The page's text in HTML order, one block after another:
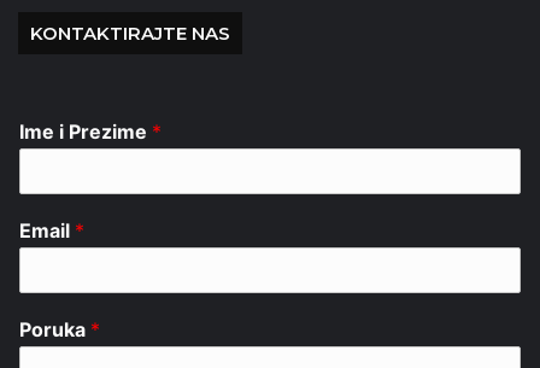
KONTAKTIRAJTE NAS
Ime i Prezime *
Email *
Poruka *